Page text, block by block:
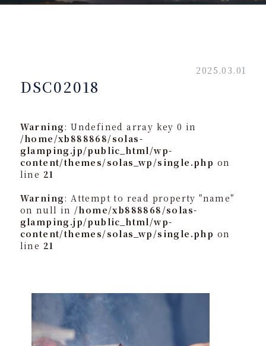
2025.03.01
DSC02018
Warning: Undefined array key 0 in
/home/xb888868/solas-
glamping.jp/public_html/wp-
content/themes/solas_wp/single.php on
line 21
Warning: Attempt to read property "name"
on null in /home/xb888868/solas-
glamping.jp/public_html/wp-
content/themes/solas_wp/single.php on
line 21